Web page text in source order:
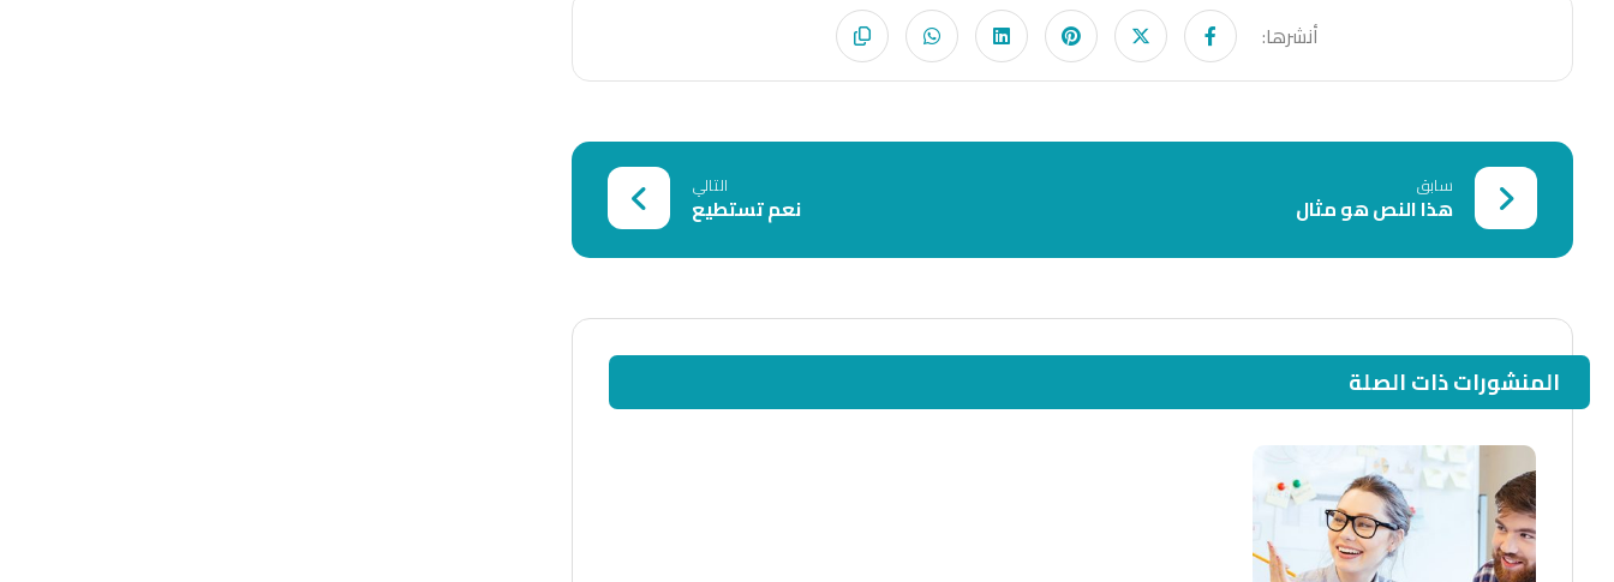
سابق
هذا النص هو مثال
التالي
نعم تستطيع
المنشورات ذات الصلة